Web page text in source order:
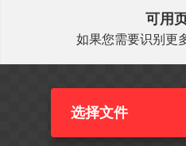
可用
如果您需要识别更
选择文件